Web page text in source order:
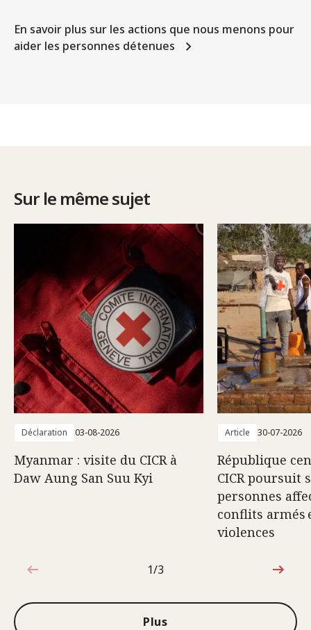
En savoir plus sur les actions que nous menons pour
aider les personnes détenues
Sur le même sujet
Déclaration 03-08-2026
Myanmar : visite du CICR à
Daw Aung San Suu Kyi
Article 30-07-2026
République
CICR poursuit
personnes
conflits armés
violences
1sur3
1/3
Plus